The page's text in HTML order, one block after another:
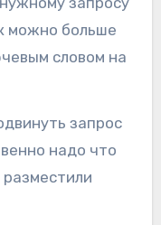
можно больше
словом на
запрос
надо что